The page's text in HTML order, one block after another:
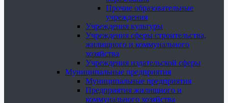
Прочие образовательные
учреждения
Учреждения культуры
Учреждения сферы строительства,
жилищного и коммунального
хозяйства
Учреждения издательской сферы
Муниципальные предприятия
Муниципальные предприятия
Предприятия жилищного и
коммунального хозяйства